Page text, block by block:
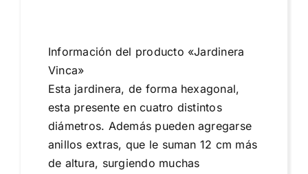
Información del producto «Jardinera
Vinca»
Esta jardinera, de forma hexagonal,
esta presente en cuatro distintos
diámetros. Además pueden agregarse
anillos extras, que le suman 12 cm más
de altura, surgiendo muchas